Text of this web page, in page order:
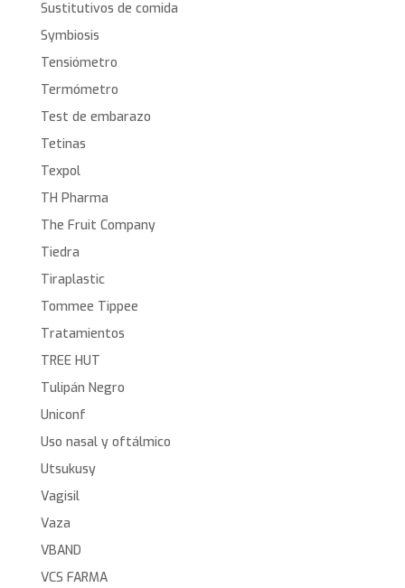
Sustitutivos de comida
Symbiosis
Tensiómetro
Termómetro
Test de embarazo
Tetinas
Texpol
TH Pharma
The Fruit Company
Tiedra
Tiraplastic
Tommee Tippee
Tratamientos
TREE HUT
Tulipán Negro
Uniconf
Uso nasal y oftálmico
Utsukusy
Vagisil
Vaza
VBAND
VCS FARMA